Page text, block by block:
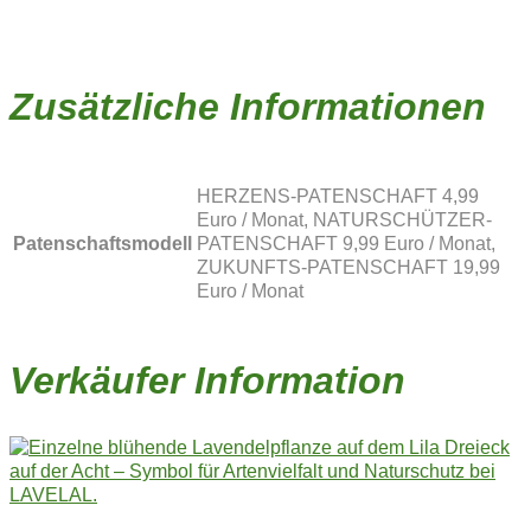
Zusätzliche Informationen
Patenschaftsmodell
HERZENS-PATENSCHAFT 4,99
Euro / Monat, NATURSCHÜTZER-
PATENSCHAFT 9,99 Euro / Monat,
ZUKUNFTS-PATENSCHAFT 19,99
Euro / Monat
Verkäufer Information